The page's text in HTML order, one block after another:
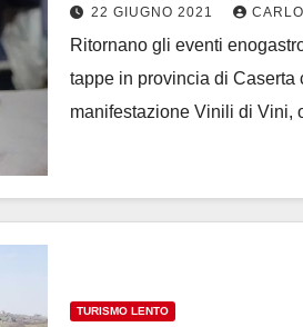
22 GIUGNO 2021
Ritornano gli eventi
tappe in provincia di
manifestazione Vinili di Vini,
TURISMO LENTO